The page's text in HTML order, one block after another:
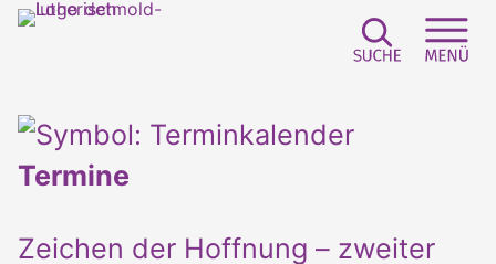
Termine
Zeichen der Hoffnung – zweiter